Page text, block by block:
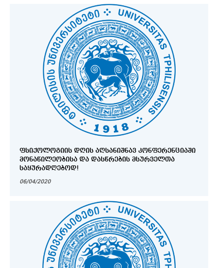
ᲤᲡᲘᲥᲝᲚᲝᲒᲘᲘᲡ ᲓᲦᲘᲡ ᲐᲦᲡᲐᲜᲘᲨᲜᲐᲕ ᲙᲝᲜᲤᲔᲠᲔᲜᲪᲘᲐᲨᲘ
ᲛᲝᲜᲐᲬᲘᲚᲔᲝᲑᲘᲡᲐ ᲓᲐ ᲓᲐᲡᲬᲠᲔᲑᲘᲡ ᲛᲡᲣᲠᲕᲔᲚᲗᲐ
ᲡᲐᲧᲣᲠᲐᲓᲦᲔᲑᲝᲓ!
06/04/2020